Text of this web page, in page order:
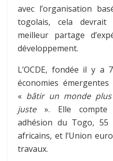
avec l’organisation
togolais, cela
meilleur partage
développement.
L’OCDE, fondée il y a
économies
« bâtir un monde
juste». Elle compte
adhésion du Togo,
africains, et l’Union
travaux.